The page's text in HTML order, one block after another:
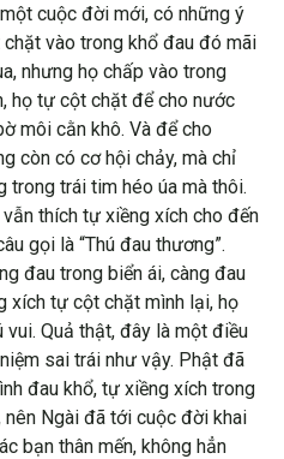
cuộc đời mới, có những ý
vào trong khổ đau đó mãi
nhưng họ chấp vào trong
họ tự cột chặt để cho nước
môi cằn khô. Và để cho
còn có cơ hội chảy, mà chỉ
trong trái tim héo úa mà thôi.
thích tự xiềng xích cho đến
gọi là “Thú đau thương”.
đau trong biển ái, càng đau
xích tự cột chặt mình lại, họ
Quả thật, đây là một điều
sai trái như vậy. Phật đã
đau khổ, tự xiềng xích trong
nên Ngài đã tới cuộc đời khai
bạn thân mến, không hẳn